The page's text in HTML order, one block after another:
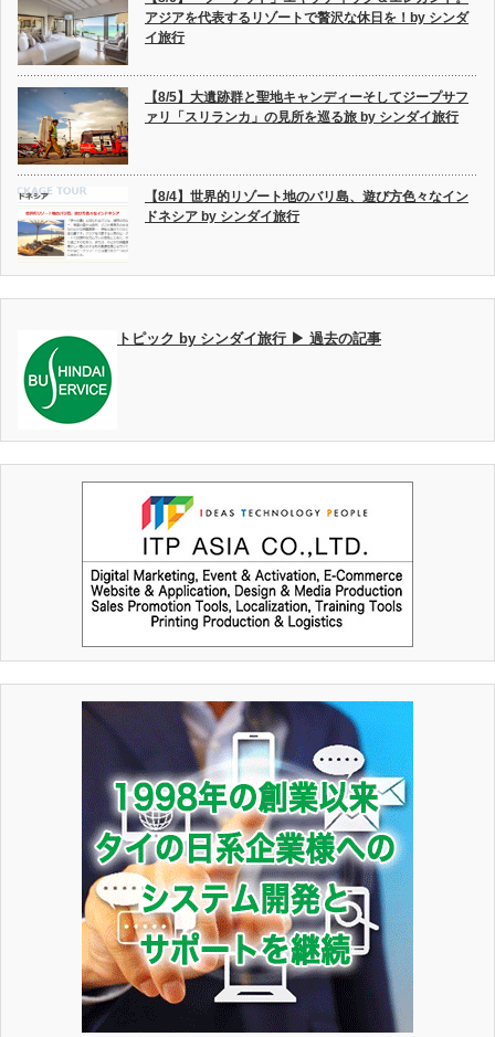
アジアを代表するリゾートで贅沢な休日を！by シンダ
イ旅行
【8/5】大遺跡群と聖地キャンディーそしてジープサフ
ァリ「スリランカ」の見所を巡る旅 by シンダイ旅行
【8/4】世界的リゾート地のバリ島、遊び方色々なイン
ドネシア by シンダイ旅行
トピック by シンダイ旅行 ▶ 過去の記事